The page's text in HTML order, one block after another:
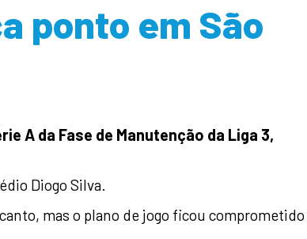
ponto em São
A da Fase de Manutenção da Liga 3,
Diogo Silva.
mas o plano de jogo ficou comprometido